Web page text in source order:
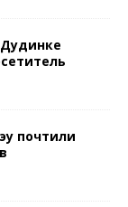
почтили